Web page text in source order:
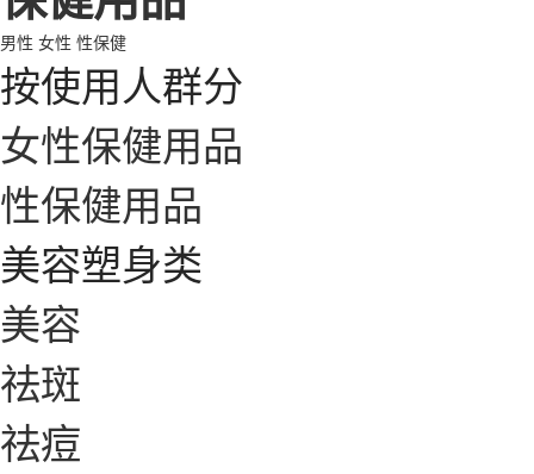
男性 女性 性保健
按使用人群分
女性保健用品
性保健用品
美容塑身类
美容
祛斑
祛痘